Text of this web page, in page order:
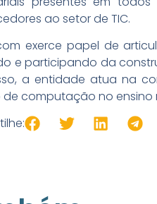
ao setor de TIC.
exerce papel de
e participando da
a entidade atua na
de computação no ensino